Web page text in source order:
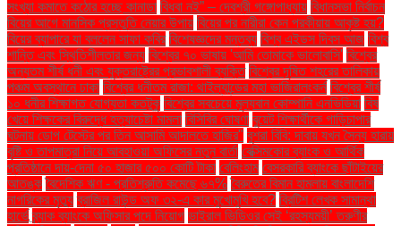
সংখ্যা কমাতে কঠোর হচ্ছে কানাডা বিধবা নই” – দেবশ্রী গঙ্গোপাধ্যায় বিধানসভা নির্বাচন
বিয়ের আগে মানসিক প্রস্তুতি নেয়ার উপায় বিয়ের পর নারীরা কেন পরকীয়ায় আকৃষ্ট হয়?
বিয়ের ব্যাপারে যা বললেন সাফা কবির বিশেষজ্ঞদের মন্তব্য বিশ্ব এইডস দিবস আজ বিশ্ব
শান্তি এবং স্থিতিশীলতার জন্য বিশ্বের ৭০ ভাষায় 'আমি তোমাকে ভালোবাসি' বিশ্বের
অন্যতম শীর্ষ ধনী এবং যুক্তরাষ্ট্রের প্রভাবশালী ব্যক্তি বিশ্বের দূষিত শহরের তালিকায়
পঞ্চম অবস্থানে ঢাকা বিশ্বের ধনীতম রাজা: থাইল্যান্ডের মহা ভাজিরালংকর্ন বিশ্বের শীর্ষ
১০ ধনীর শিক্ষাগত যোগ্যতা কতটুকু বিশ্বের সবচেয়ে মূল্যবান কোম্পানি এনভিডিয়া বিষ
খেয়ে শিক্ষকের বিরুদ্ধে হত্যাচেষ্টা মামলা বিসিবির ঘোষণা বুয়েট শিক্ষার্থীকে গাড়িচাপার
ঘটনায় ডোপ টেস্টের পর তিন আসামি আদালতে হাজির" বুশরা বিবি: দাবায় যখন সৈন্য হারায়
বৃষ্টি ও তাপমাত্রা নিয়ে আবহাওয়া অফিসের নতুন বার্তা বেক্সিমকোর ব্যাংক ও আর্থিক
প্রতিষ্ঠানে দায়-দেনা ৫০ হাজার ৫০০ কোটি টাকা বেলিংহাম বেসরকারি ব্যাংকে ছাঁটাইয়ের
আতঙ্ক বৈদেশিক ঋণ - প্রতিশ্রুতি কমেছে ৬৭% বৈরুতের বিমান হামলায় বাংলাদেশি
নাগরিকের মৃত্যু ব্রাজিল রাউন্ড অফ ৩২-এ কার মুখোমুখি হবে? ব্রিটিশ লেখক সামান্থা
হার্ভে ব্র্যাক ব্যাংকে অফিসার পদে নিয়োগ ভাইরাল ভিডিওর সেই ‘রহস্যময়ী’ তরুণীর